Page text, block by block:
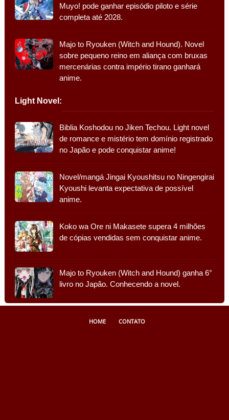
Muyo! pode ganhar episódio piloto e série
completa até 2028.
Majo to Ryouken (Witch and Hound). Novel
sobre pequeno reino em aliança com bruxas
mercenárias contra império tirano ganhará
anime.
Light Novel:
Biblia Koshodou no Jiken Techou. Light novel
de romance e mistério tem domínio registrado
no Japão e pode conquistar anime!
Novel/mangá Jingai Kyoushitsu no Ningengirai
Kyoushi levanta expectativa de possível
anime.
Koko wa Ore ni Makasete supera 4 milhões
de cópias vendidas sem conquistar anime.
Majo to Ryouken (Witch and Hound) ganha 6°
livro no Japão. Conhecendo a novel.
HOME CONTATO